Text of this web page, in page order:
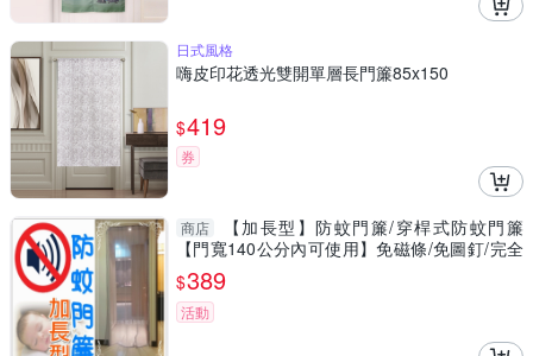
日式風格
嗨皮印花透光雙開單層長門簾85x150
$419
券
商店
【加長型】防蚊門簾/穿桿式防蚊門簾
【門寬140公分內可使用】免磁條/免圖釘/完全
無聲音/台灣製
$389
活動